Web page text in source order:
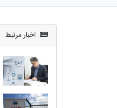
اخبار مرتبط